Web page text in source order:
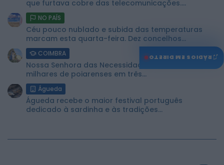
que furtava cobre das telecomunicações....
NO PAÍS
Céu pouco nublado e subida das temperaturas
marcam esta quarta-feira. Dez concelhos...
COIMBRA
Nossa Senhora das Necessidades volta a reunir
milhares de poiarenses em três...
Águeda
Águeda recebe o maior festival português
dedicado à sardinha e às tradições...
♫
RÁDIOS EM DIRETO